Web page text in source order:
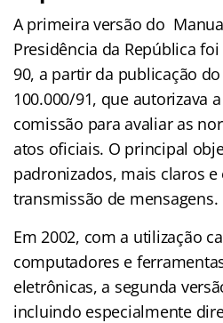
A primeira versão do
Presidência da República
90, a partir da publicação
100.000/91, que autorizava
comissão para avaliar as
atos oficiais. O principal
padronizados, mais claros e
transmissão de mensagens.
Em 2002, com a utilização
computadores e
eletrônicas, a segunda
incluindo especialmente